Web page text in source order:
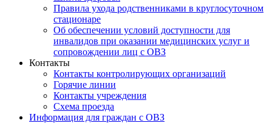
Правила ухода родственниками в круглосуточном
стационаре
Об обеспечении условий доступности для
инвалидов при оказании медицинских услуг и
сопровождении лиц с ОВЗ
Контакты
Контакты контролирующих организаций
Горячие линии
Контакты учреждения
Схема проезда
Информация для граждан с ОВЗ